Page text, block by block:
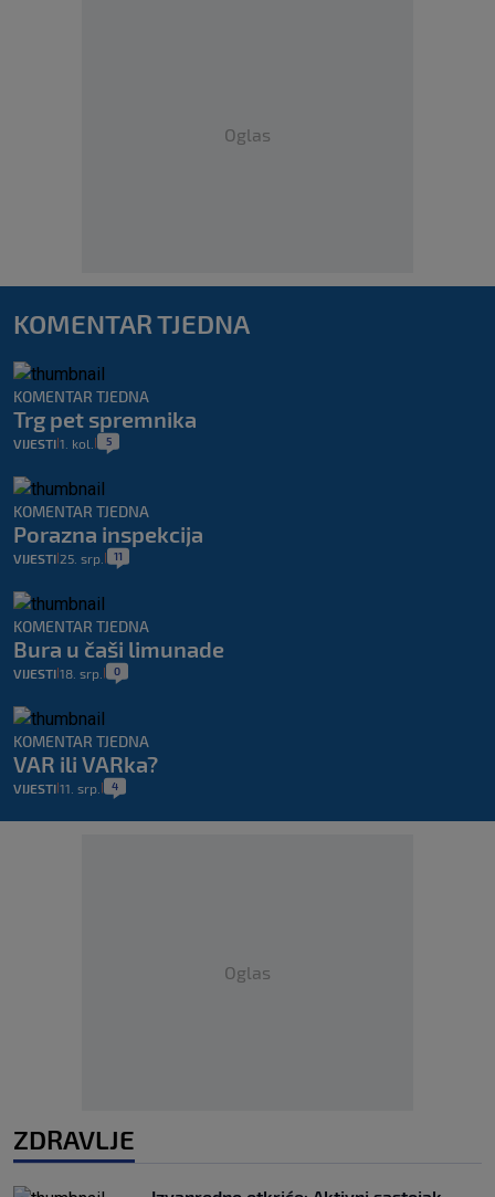
Oglas
KOMENTAR TJEDNA
KOMENTAR TJEDNA
Trg pet spremnika
VIJESTI 1. kol. 5
KOMENTAR TJEDNA
Porazna inspekcija
VIJESTI 25. srp. 11
KOMENTAR TJEDNA
Bura u čaši limunade
VIJESTI 18. srp. 0
KOMENTAR TJEDNA
VAR ili VARka?
VIJESTI 11. srp. 4
Oglas
ZDRAVLJE